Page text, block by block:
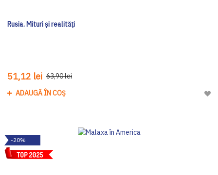
Rusia. Mituri și realități
51,12 lei 63,90 lei
ADAUGĂ ÎN COȘ
-20%